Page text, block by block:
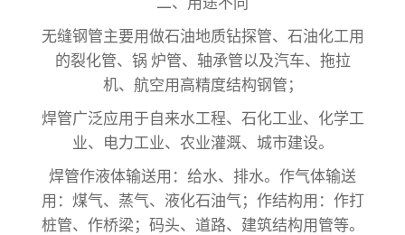
无缝钢管主要用做石油地质钻探管、石油化工用
的裂化管、锅 炉管、轴承管以及汽车、拖拉
机、航空用高精度结构钢管；
焊管广泛应用于自来水工程、石化工业、化学工
业、电力工业、农业灌溉、城市建设。
焊管作液体输送用：给水、排水。作气体输送
用：煤气、蒸气、液化石油气；作结构用：作打
桩管、作桥梁；码头、道路、建筑结构用管等。